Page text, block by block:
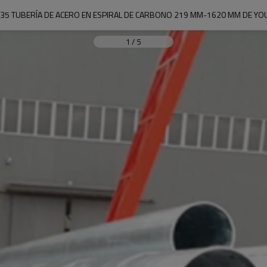
TUBERÍA DE ACERO EN ESPIRAL DE CARBONO 219 MM-1620 MM DE
1 / 5